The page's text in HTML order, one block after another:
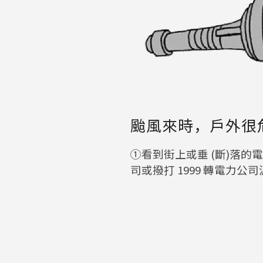
颱風來時，戶外很
①看到街上或垂 (斷)落的
司或撥打 1999 轉電力公司